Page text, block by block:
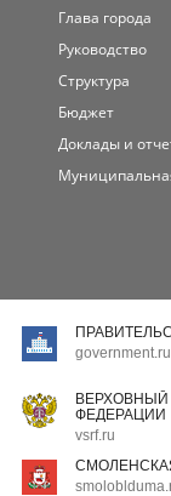
Глава города
Руководство
Структура
Бюджет
Доклады и
government.ru
ФЕДЕРАЦИИ
vsrf.ru